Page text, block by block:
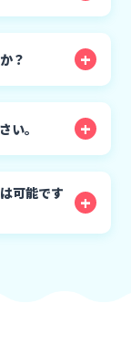
？
い。
可能です